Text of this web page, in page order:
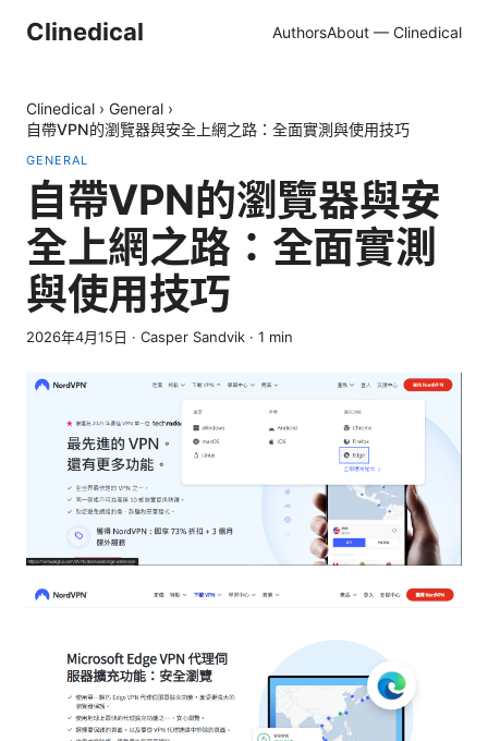
Clinedical AuthorsAbout — Clinedical
Clinedical › General ›
自帶VPN的瀏覽器與安全上網之路：全面實測與使用技巧
GENERAL
自帶VPN的瀏覽器與安
全上網之路：全面實測
與使用技巧
2026年4月15日 · Casper Sandvik · 1 min